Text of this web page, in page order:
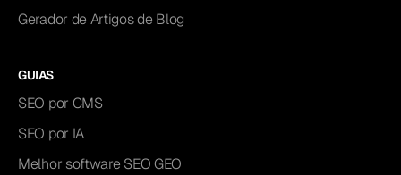
Gerador de Artigos de Blog
GUIAS
SEO por CMS
SEO por IA
Melhor software SEO GEO